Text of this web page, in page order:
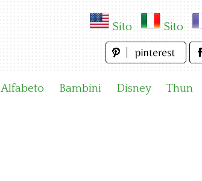
Sito Sito
Alfabeto Bambini Disney Thun